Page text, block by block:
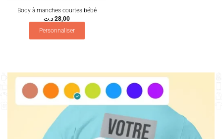
Body à manches courtes bébé
28,00 د.ت
Personnaliser